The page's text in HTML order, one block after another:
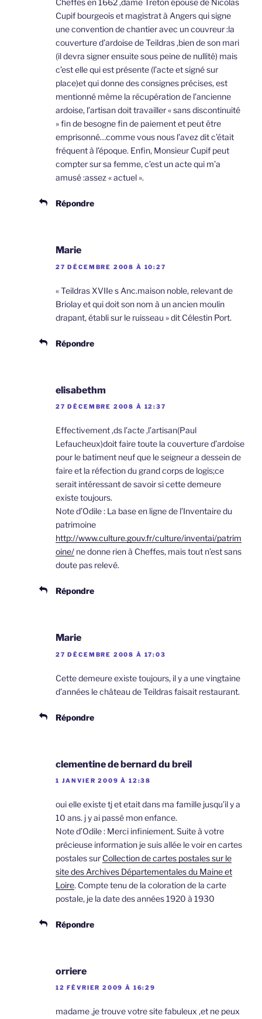
Cheffes en 1662 ,dame Treton épouse de Nicolas
Cupif bourgeois et magistrat à Angers qui signe
une convention de chantier avec un couvreur :la
couverture d’ardoise de Teildras ,bien de son mari
(il devra signer ensuite sous peine de nullité) mais
c’est elle qui est présente (l’acte et signé sur
place)et qui donne des consignes précises, est
mentionné même la récupération de l’ancienne
ardoise, l’artisan doit travailler « sans discontinuité
» fin de besogne fin de paiement et peut être
emprisonné…comme vous nous l’avez dit c’était
fréquent à l’époque. Enfin, Monsieur Cupif peut
compter sur sa femme, c’est un acte qui m’a
amusé :assez « actuel ».
Répondre
Marie
27 DÉCEMBRE 2008 À 10:27
« Teildras XVIIe s Anc.maison noble, relevant de
Briolay et qui doit son nom à un ancien moulin
drapant, établi sur le ruisseau » dit Célestin Port.
Répondre
elisabethm
27 DÉCEMBRE 2008 À 12:37
Effectivement ,ds l’acte ,l’artisan(Paul
Lefaucheux)doit faire toute la couverture d’ardoise
pour le batiment neuf que le seigneur a dessein de
faire et la réfection du grand corps de logis;ce
serait intéressant de savoir si cette demeure
existe toujours.
Note d’Odile : La base en ligne de l’Inventaire du
patrimoine
http://www.culture.gouv.fr/culture/inventai/patrim
oine/ ne donne rien à Cheffes, mais tout n’est sans
doute pas relevé.
Répondre
Marie
27 DÉCEMBRE 2008 À 17:03
Cette demeure existe toujours, il y a une vingtaine
d’années le château de Teildras faisait restaurant.
Répondre
clementine de bernard du breil
1 JANVIER 2009 À 12:38
oui elle existe tj et etait dans ma famille jusqu’il y a
10 ans. j y ai passé mon enfance.
Note d’Odile : Merci infiniement. Suite à votre
précieuse information je suis allée le voir en cartes
postales sur Collection de cartes postales sur le
site des Archives Départementales du Maine et
Loire. Compte tenu de la coloration de la carte
postale, je la date des années 1920 à 1930
Répondre
orriere
12 FÉVRIER 2009 À 16:29
madame ,je trouve votre site fabuleux ,et ne peux